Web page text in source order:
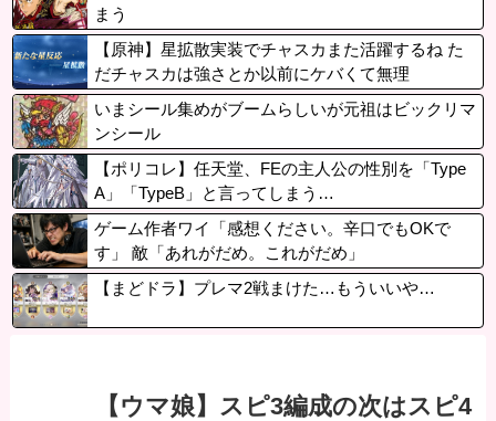
まう
【原神】星拡散実装でチャスカまた活躍するね た
だチャスカは強さとか以前にケバくて無理
いまシール集めがブームらしいが元祖はビックリマ
ンシール
【ポリコレ】任天堂、FEの主人公の性別を「Type
A」「TypeB」と言ってしまう…
ゲーム作者ワイ「感想ください。辛口でもOKで
す」 敵「あれがだめ。これがだめ」
【まどドラ】プレマ2戦まけた…もういいや…
【ウマ娘】スピ3編成の次はスピ4